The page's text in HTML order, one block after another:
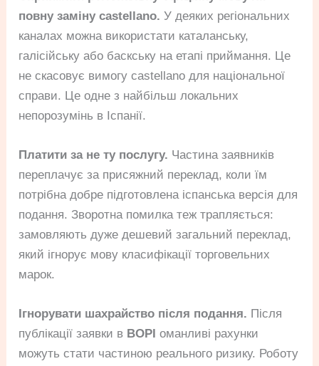
повну заміну castellano. У деяких регіональних
каналах можна використати каталанську,
галісійську або баскську на етапі приймання. Це
не скасовує вимогу castellano для національної
справи. Це одне з найбільш локальних
непорозумінь в Іспанії.
Платити за не ту послугу. Частина заявників
переплачує за присяжний переклад, коли їм
потрібна добре підготовлена іспанська версія для
подання. Зворотна помилка теж трапляється:
замовляють дуже дешевий загальний переклад,
який ігнорує мову класифікації торговельних
марок.
Ігнорувати шахрайство після подання. Після
публікації заявки в BOPI оманливі рахунки
можуть стати частиною реального ризику. Роботу